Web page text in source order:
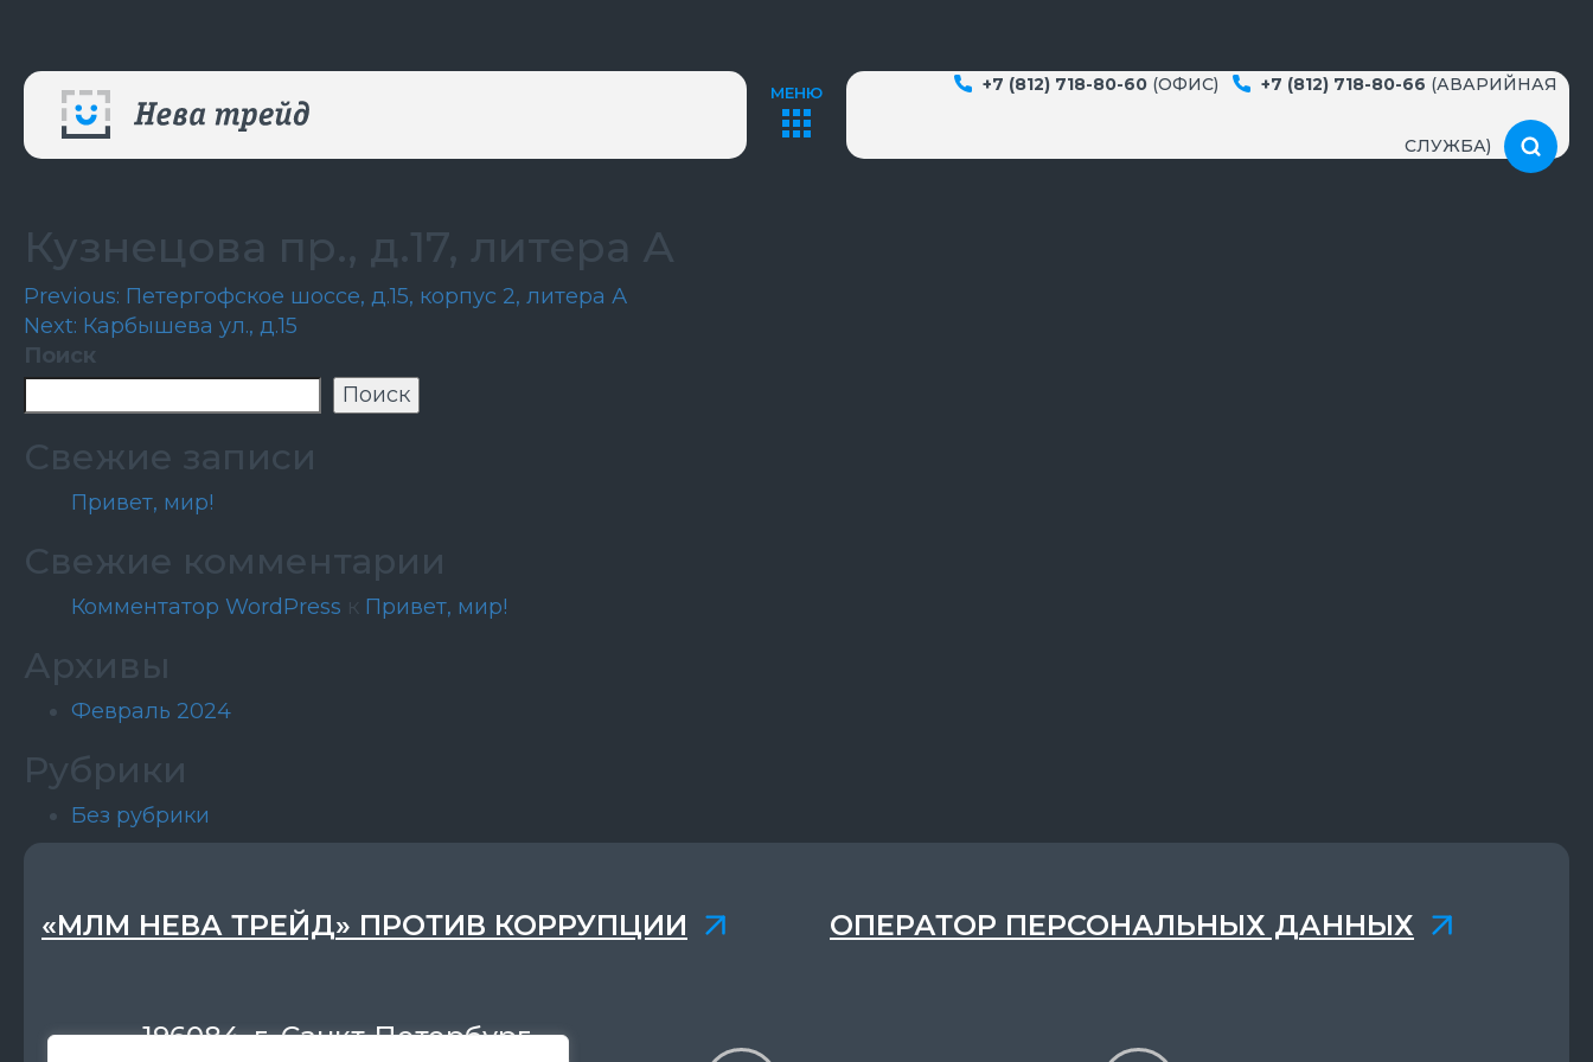
МЕНЮ +7 (812) 718-80-60(ОФИС) +7 (812) 718-80-66 (АВАРИЙНАЯ
СЛУЖБА)
Кузнецова пр., д.17, литера А
Навигация
по
записям
Previous: Петергофское шоссе, д.15, корпус 2, литера А
Next: Карбышева ул., д.15
Поиск
Поиск
Свежие записи
Привет, мир!
Свежие комментарии
Комментатор WordPress к Привет, мир!
Архивы
Февраль 2024
Рубрики
Без рубрики
«МЛМ НЕВА ТРЕЙД» ПРОТИВ КОРРУПЦИИ ОПЕРАТОР ПЕРСОНАЛЬНЫХ ДАННЫХ
196084, г. Санкт-Петербург,